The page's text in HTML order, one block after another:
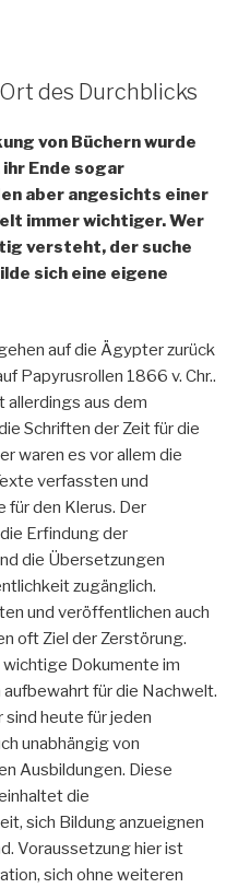
des Durchblicks
von Büchern wurde
Ende sogar
aber angesichts einer
immer wichtiger. Wer
versteht, der suche
sich eine eigene
auf die Ägypter zurück
Papyrusrollen 1866 v. Chr..
aus dem
Schriften der Zeit für die
waren es vor allem die
verfassten und
für den Klerus. Der
Erfindung der
die Übersetzungen
zugänglich.
und veröffentlichen auch
oft Ziel der Zerstörung.
Dokumente im
für die Nachwelt.
sind heute für jeden
unabhängig von
Ausbildungen. Diese
die
sich Bildung anzueignen
Voraussetzung hier ist
sich ohne weiteren